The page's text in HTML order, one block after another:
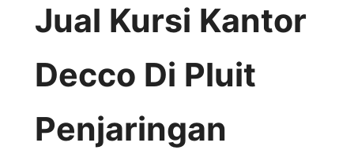
Jual Kursi Kantor
Decco Di Pluit
Penjaringan